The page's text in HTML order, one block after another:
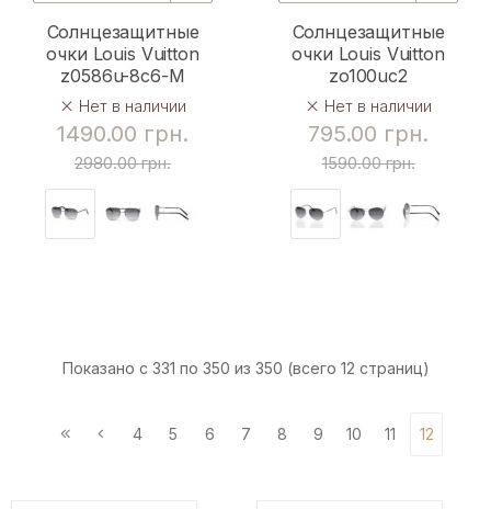
Солнцезащитные
очки Louis Vuitton
z0586u-8c6-M
Нет в наличии
1490.00 грн.
2980.00 грн.
Солнцезащитные
очки Louis Vuitton
zo100uc2
Нет в наличии
795.00 грн.
1590.00 грн.
Показано с 331 по 350 из 350 (всего 12 страниц)
4 5 6 7 8 9 10 11 12